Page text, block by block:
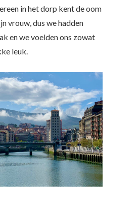
in het dorp kent de oom
vrouw, dus we hadden
en we voelden ons zowat
leuk.